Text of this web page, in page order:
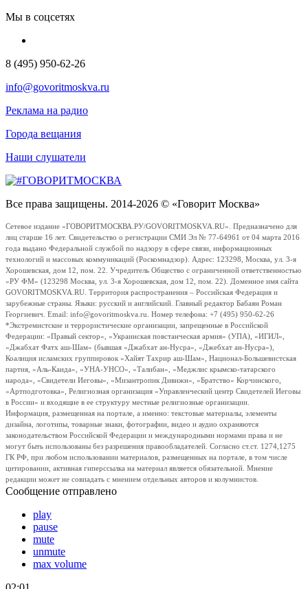
Мы в соцсетях
8 (495) 950-62-26
info@govoritmoskva.ru
Реклама на радио
Города вещания
Наши слушатели
Все права защищены. 2014-2026 © «Говорит Москва»
Сетевое издание «ГОВОРИТМОСКВА.РУ/GOVORITMOSKVA.RU». Предназначено для
лиц старше 16 лет. Свидетельство о регистрации СМИ Эл № 77-64961 от 04 марта 2016
года выдано Федеральной службой по надзору в сфере связи, информационных
технологий и массовых коммуникаций (Роскомнадзор). Адрес: 123298, Москва, ул. 3-я
Хорошевская, дом 12, пом. 22. Учредитель Общество с ограниченной ответственностью
«РУ ФМ» (123298 Москва, ул. 3-я Хорошевская, дом 12, пом. 22). Доменное имя сайта
GOVORITMOSKVA.RU. Территория распространения – Российская Федерация и
зарубежные страны. Языки: русский и английский. Главный редактор Бабаян Роман
Георгиевич. Email: info@govoritmoskva.ru. Номер телефона: +7 (495) 950-62-26
*Экстремистские и террористические организации, запрещенные в Российской
Федерации: «Правый сектор», «Украинская повстанческая армия» (УПА), «ИГИЛ»,
«Джабхат Фатх аш-Шам» (бывшая «Джабхат ан-Нусра», «Джебхат ан-Нусра»),
Коалиция исламских группировок «Хайят Тахрир аш-Шам», Национал-Большевистская
партия, «Аль-Каида», «УНА-УНСО», «Талибан», «Меджлис крымско-татарского
народа», «Свидетели Иеговы», «Мизантропик Дивижн», «Братство» Корчинского,
«Артподготовка», Религиозная организация «Управленческий центр Свидетелей Иеговы
в России» и входящие в ее структуру местные религиозные организации.
Информация, размещенная на портале, а именно: текстовые материалы, элементы
дизайна, логотипы, товарные знаки, фотографии, видео и аудио охраняются
законодательством Российской Федерации и международными нормами права и не
могут быть использованы без разрешения правообладателей. Согласно ст.ст. 1274,1275
ГК РФ, при любом использовании материалов, размещенных на портале, в том числе
цитировании, активная гиперссылка на материал является обязательной. Мнение
редакции может не совпадать с мнением отдельных авторов и колумнистов.
Сообщение отправлено
play
pause
mute
unmute
max volume